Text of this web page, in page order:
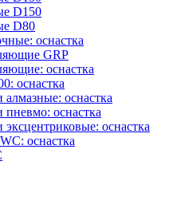
D150
D80
оснастка
GRP
оснастка
оснастка
оснастка
оснастка
оснастка
оснастка